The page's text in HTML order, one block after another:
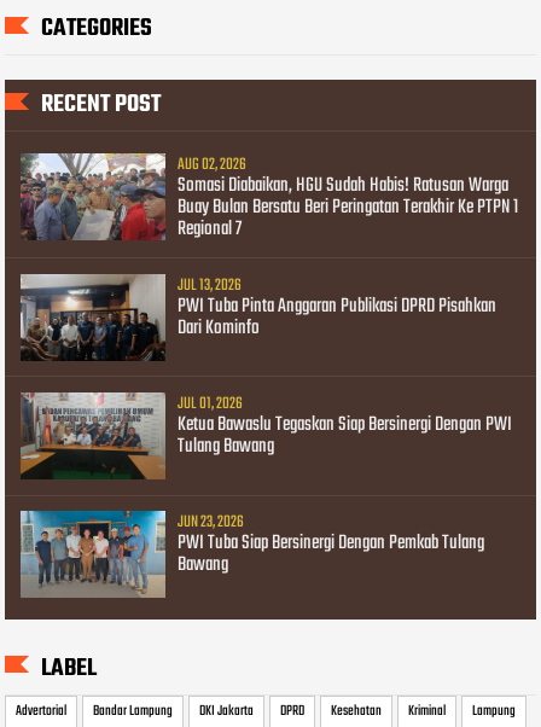
CATEGORIES
RECENT POST
AUG 02, 2026
Somasi Diabaikan, HGU Sudah Habis! Ratusan Warga
Buay Bulan Bersatu Beri Peringatan Terakhir Ke PTPN 1
Regional 7
JUL 13, 2026
PWI Tuba Pinta Anggaran Publikasi DPRD Pisahkan
Dari Kominfo
JUL 01, 2026
Ketua Bawaslu Tegaskan Siap Bersinergi Dengan PWI
Tulang Bawang
JUN 23, 2026
PWI Tuba Siap Bersinergi Dengan Pemkab Tulang
Bawang
LABEL
Advertorial Bandar Lampung DKI Jakarta DPRD Kesehatan Kriminal Lampung